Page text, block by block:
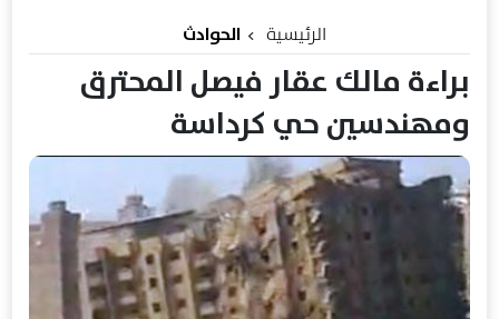
الرئيسية الحوادث
براءة مالك عقار فيصل المحترق
ومهندسين حي كرداسة